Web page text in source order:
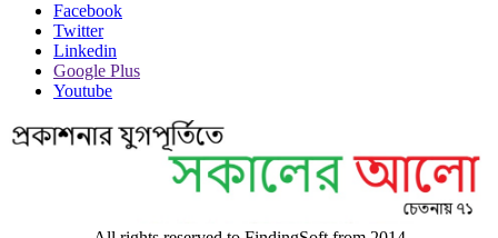
Facebook
Twitter
Linkedin
Google Plus
Youtube